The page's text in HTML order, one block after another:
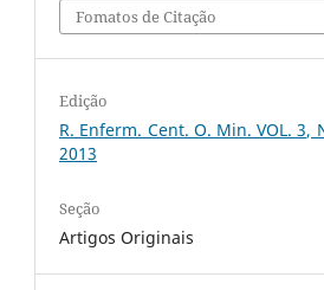
Fomatos de Citação
Edição
R. Enferm. Cent. O. Min. VOL. 3,
2013
Seção
Artigos Originais